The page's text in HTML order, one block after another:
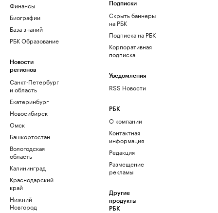
Финансы
Биографии
База знаний
РБК Образование
Новости
регионов
Санкт-Петербург
и область
Екатеринбург
Новосибирск
Омск
Башкортостан
Вологодская
область
Калининград
Краснодарский
край
Нижний
Новгород
Подписки
Скрыть баннеры
на РБК
Подписка на РБК
Корпоративная
подписка
Уведомления
RSS Новости
РБК
О компании
Контактная
информация
Редакция
Размещение
рекламы
Другие
продукты
РБК